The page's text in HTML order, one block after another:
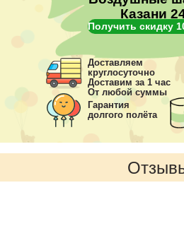
Казани
Получить скидку
Доставляем
круглосуточно
Доставим за 1 час
От любой суммы
Гарантия
долгого полёта